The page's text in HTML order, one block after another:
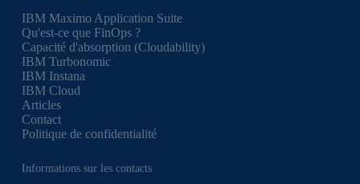
IBM Maximo Application Suite
Qu'est-ce que FinOps ?
Capacité d'absorption (Cloudability)
IBM Turbonomic
IBM Instana
IBM Cloud
Articles
Contact
Politique de confidentialité
Informations sur les contacts